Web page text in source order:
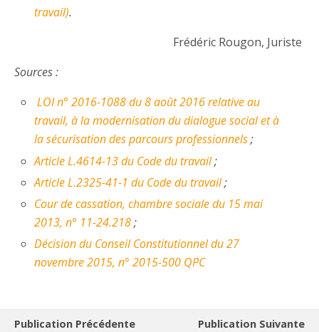
travail).
Frédéric Rougon, Juriste
Sources :
LOI n° 2016-1088 du 8 août 2016 relative au
travail, à la modernisation du dialogue social et à
la sécurisation des parcours professionnels;
Article L.4614-13 du Code du travail;
Article L.2325-41-1 du Code du travail;
Cour de cassation, chambre sociale du 15 mai
2013, n° 11-24.218;
Décision du Conseil Constitutionnel du 27
novembre 2015, n° 2015-500 QPC
Publication Précédente
Publication Suivante